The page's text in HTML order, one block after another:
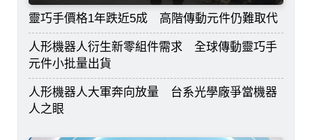
靈巧手價格1年跌近5成 高階傳動元件仍難取代
人形機器人衍生新零組件需求 全球傳動靈巧手
元件小批量出貨
人形機器人大軍奔向放量 台系光學廠爭當機器
人之眼